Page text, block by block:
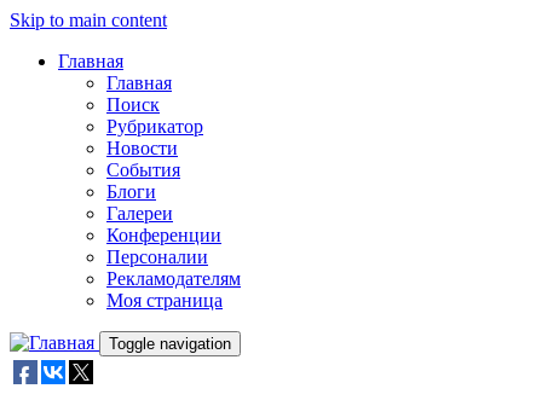
Skip to main content
Главная
Главная
Поиск
Рубрикатор
Новости
События
Блоги
Галереи
Конференции
Персоналии
Рекламодателям
Моя страница
Toggle navigation